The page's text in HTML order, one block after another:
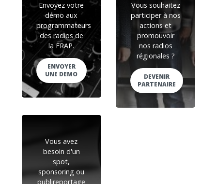
Envoyez votre
démo aux
programmateurs
des radios de
la FRAP.
ENVOYER
UNE DEMO
Vous souhaitez
participer à nos
actions et
promouvoir
nos radios
régionales ?
DEVENIR
PARTENAIRE
Vous avez
besoin d'un
spot,
sponsoring ou
publireportage